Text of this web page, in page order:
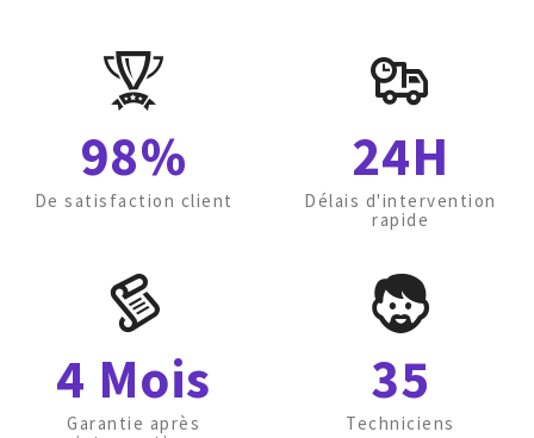
98%
De satisfaction client
24H
Délais d'intervention
rapide
4 Mois
Garantie après
35
Techniciens